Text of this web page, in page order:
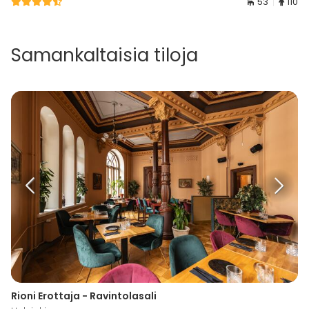
Eri aikakaudet. -70,-80,-90-luku, mitä silloin juotiin ja
nuoruudessasi juotiin ja niistä talon versioita.
Talon cocktailit, tyylit, tavat, keinot, kurkataan miten
Groteskissa tehdään juomia trendien ja sesongin
mukaan. Keittiötekniikat ja tyylit tutuiksi ja miten
kotona voi tehdä cocktaileja.
Henkilömäärä: minimi 7 hlö
Kesto: 1,5-2 tuntia
Hinta: 69€ / hlö
Samankaltaisia tiloja
Rioni Erottaja - Ravintolasali